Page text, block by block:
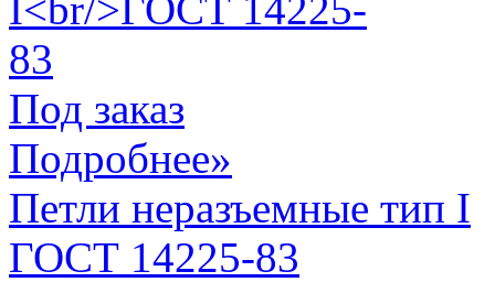
Под заказ
Подробнее»
Петли неразъемные тип I
ГОСТ 14225-83